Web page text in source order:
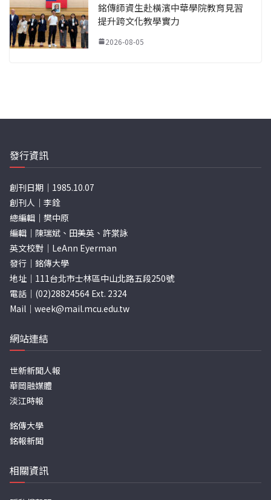
銘傳師資生赴橫濱中華學院教育見習
提升跨文化教學實力
2026-08-05
發行資訊
創刊日期｜1985.10.07
創刊人｜李銓
總編輯｜樊中原
編輯｜陳瑞斌、田美英、許棠詠
英文校對｜LeAnn Eyerman
發行｜銘傳大學
地址｜111台北市士林區中山北路五段250號
電話｜(02)28824564 Ext. 2324
Mail｜ week@mail.mcu.edu.tw
網站連結
世新新聞人報
華岡融媒體
淡江時報
銘傳大學
銘報新聞
相關資訊